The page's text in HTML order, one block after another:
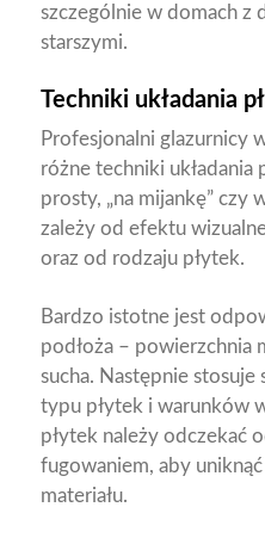
szczególnie w domach z
starszymi.
Techniki układania
Profesjonalni glazurnicy
różne techniki układania
prosty, „na mijankę” czy
zależy od efektu
oraz od rodzaju płytek.
Bardzo istotne jest
podłoża – powierzchnia
sucha. Następnie
typu płytek i warunków
płytek należy odczekać
fugowaniem, aby
materiału.